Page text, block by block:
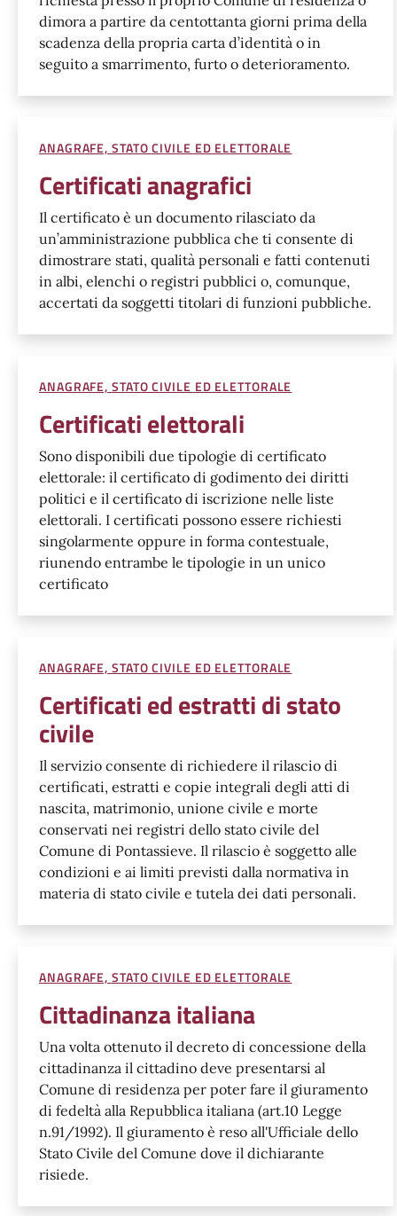
dimora a partire da centottanta giorni prima della
scadenza della propria carta d’identità o in
seguito a smarrimento, furto o deterioramento.
ANAGRAFE, STATO CIVILE ED ELETTORALE
Certificati anagrafici
Il certificato è un documento rilasciato da
un’amministrazione pubblica che ti consente di
dimostrare stati, qualità personali e fatti contenuti
in albi, elenchi o registri pubblici o, comunque,
accertati da soggetti titolari di funzioni pubbliche.
ANAGRAFE, STATO CIVILE ED ELETTORALE
Certificati elettorali
Sono disponibili due tipologie di certificato
elettorale: il certificato di godimento dei diritti
politici e il certificato di iscrizione nelle liste
elettorali. I certificati possono essere richiesti
singolarmente oppure in forma contestuale,
riunendo entrambe le tipologie in un unico
certificato
ANAGRAFE, STATO CIVILE ED ELETTORALE
Certificati ed estratti di stato
civile
Il servizio consente di richiedere il rilascio di
certificati, estratti e copie integrali degli atti di
nascita, matrimonio, unione civile e morte
conservati nei registri dello stato civile del
Comune di Pontassieve. Il rilascio è soggetto alle
condizioni e ai limiti previsti dalla normativa in
materia di stato civile e tutela dei dati personali.
ANAGRAFE, STATO CIVILE ED ELETTORALE
Cittadinanza italiana
Una volta ottenuto il decreto di concessione della
cittadinanza il cittadino deve presentarsi al
Comune di residenza per poter fare il giuramento
di fedeltà alla Repubblica italiana (art.10 Legge
n.91/1992). Il giuramento è reso all'Ufficiale dello
Stato Civile del Comune dove il dichiarante
risiede.